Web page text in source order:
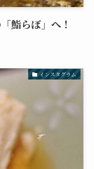
鮨らぼ」へ！
インスタグラム